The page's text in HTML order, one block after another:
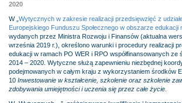
2020
W „ Wytycznych w zakresie realizacji przedsięwzięć z
Europejskiego Funduszu Społecznego w obszarze edukacji
wydanych przez Ministra Rozwoju i Finansów (aktualna
września 2019 r.), określono warunki i procedury realizacji
edukacji w ramach PO WER i RPO współfinansowanych ze
2014 – 2020. Wytyczne służą zapewnieniu niezbędnej
podejmowanych w całym kraju z wykorzystaniem środków
10 Inwestowanie w kształcenie, szkolenie oraz szkolenie
zdobywania umiejętności i uczenia się przez całe życie